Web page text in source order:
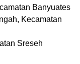
Banyuates
Kecamatan
Sreseh